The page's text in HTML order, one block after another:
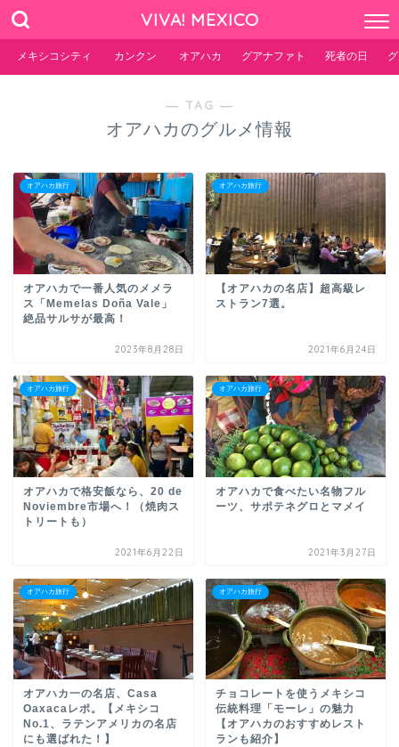
VIVA! MEXICO
メキシコシティ カンクン オアハカ グアナファト 死者の日
― TAG ―
オアハカのグルメ情報
オアハカ旅行
オアハカで一番人気のメメラ
ス「Memelas Doña Vale」
絶品サルサが最高！
2023年8月28日
オアハカ旅行
【オアハカの名店】超高級レ
ストラン7選。
2021年6月24日
オアハカ旅行
オアハカで格安飯なら、20 de
Noviembre市場へ！（焼肉ス
トリートも）
2021年6月22日
オアハカ旅行
オアハカで食べたい名物フル
ーツ、サポテネグロとマメイ
2021年3月27日
オアハカ旅行
オアハカ一の名店、Casa
Oaxacaレポ。【メキシコ
No.1、ラテンアメリカの名店
にも選ばれた！】
オアハカ旅行
チョコレートを使うメキシコ
伝統料理「モーレ」の魅力
【オアハカのおすすめレスト
ランも紹介】